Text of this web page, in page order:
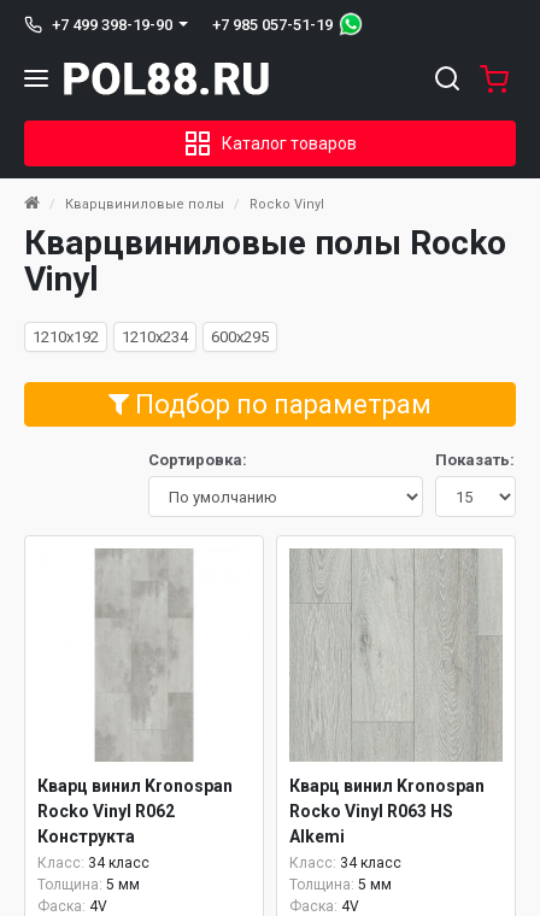
+7 499 398-19-90 +7 985 057-51-19
Каталог товаров
Кварцвиниловые полы Rocko Vinyl
Кварцвиниловые полы Rocko
Vinyl
1210x192 1210x234 600x295
Подбор по параметрам
Сортировка: Показать:
Кварц винил Kronospan
Rocko Vinyl R062
Конструкта
Класс: 34 класс
Толщина: 5 мм
Фаска: 4V
Кварц винил Kronospan
Rocko Vinyl R063 HS
Alkemi
Класс: 34 класс
Толщина: 5 мм
Фаска: 4V